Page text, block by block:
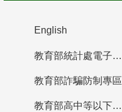
English
教育部統計處電子書櫃
教育部詐騙防制專區
教育部高中等以下學校及幼兒園教師資格檢定考試